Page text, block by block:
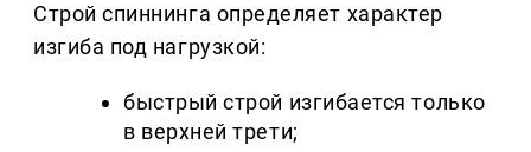
Строй спиннинга определяет характер
изгиба под нагрузкой:
быстрый строй изгибается только
в верхней трети;